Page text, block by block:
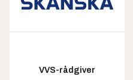
VVS-rådgiver